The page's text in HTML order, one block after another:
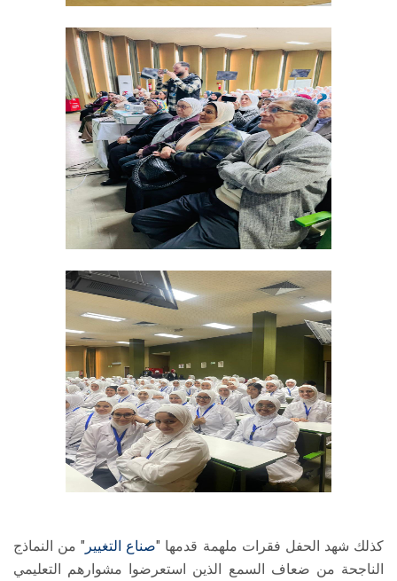
​كذلك شهد الحفل فقرات ملهمة قدمها "صناع التغيير " من النماذج
الناجحة من ضعاف السمع الذين استعرضوا مشوارهم التعليمي